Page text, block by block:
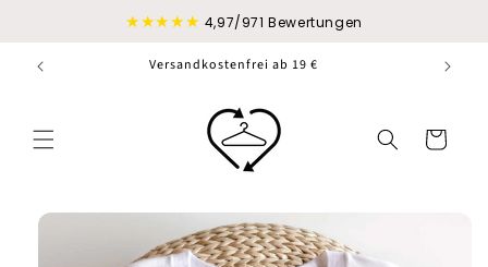
★★★★★ 4,97/971 Bewertungen
Versandkostenfrei ab 19 €
Warenkorb